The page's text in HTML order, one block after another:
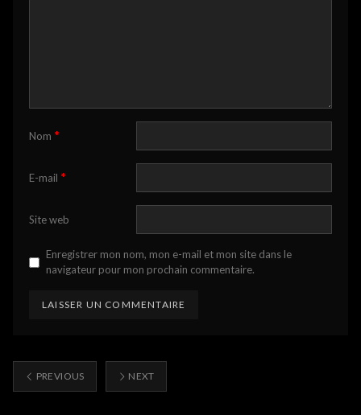
Nom *
E-mail *
Site web
Enregistrer mon nom, mon e-mail et mon site dans le
navigateur pour mon prochain commentaire.
PREVIOUS NEXT